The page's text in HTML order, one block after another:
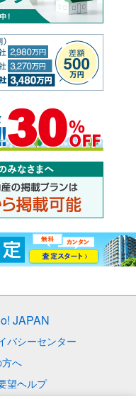
JAPAN
バシーセンター
へ
望ヘルプ